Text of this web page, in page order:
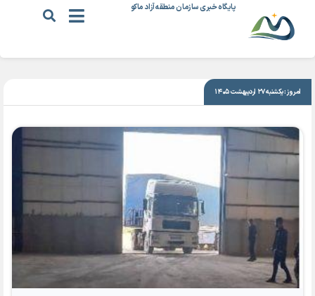
پایگاه خبری سازمان منطقه آزاد ماکو
|۴ آذر ۱۴۰۲
امروز: یکشنبه ۲۷ اردیبهشت ۱۴۰۵